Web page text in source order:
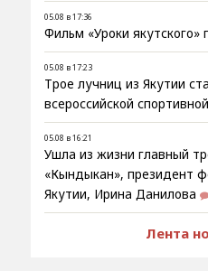
05.08 в 17:36
Фильм «Уроки
05.08 в 17:23
Трое лучниц из Якутии
всероссийской
05.08 в 16:21
Ушла из жизни главный
«Кындыкан», президент
Якутии, Ирина Данилова
Лента